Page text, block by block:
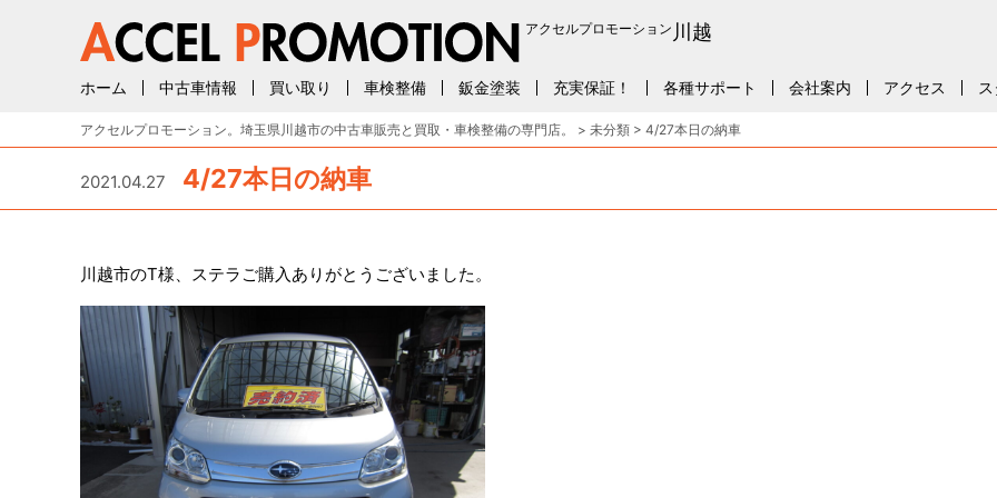
アクセルプロモーション 川越
ホーム 中古車情報 買い取り 車検整備 鈑金塗装 充実保証！ 各種サポート 会社案内 アクセス
アクセルプロモーション。埼玉県川越市の中古車販売と買取・車検整備の専門店。 > 未分類 > 4/27本日の納車
2021.04.27 4/27本日の納車
川越市のT様、ステラご購入ありがとうございました。